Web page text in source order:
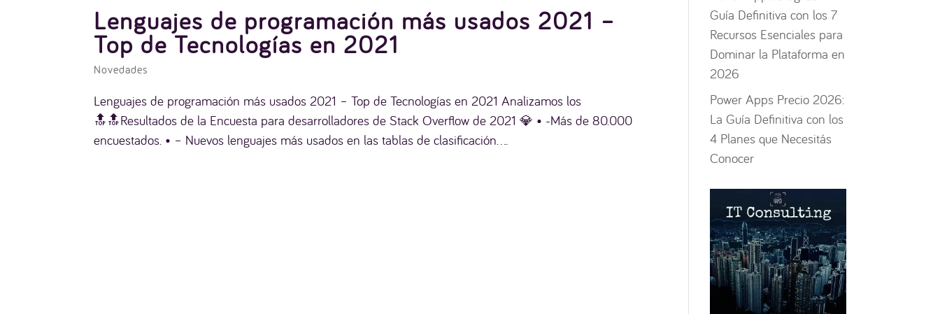
Lenguajes de programación más usados 2021 –
Top de Tecnologías en 2021
Novedades
Lenguajes de programación más usados 2021 – Top de Tecnologías en 2021 Analizamos los
🔝🔝Resultados de la Encuesta para desarrolladores de Stack Overflow de 2021 💎 • -Más de 80.000
encuestados. • – Nuevos lenguajes más usados en las tablas de clasificación....
Guía Definitiva con los 7
Recursos Esenciales para
Dominar la Plataforma en
2026
Power Apps Precio 2026:
La Guía Definitiva con los
4 Planes que Necesitás
Conocer